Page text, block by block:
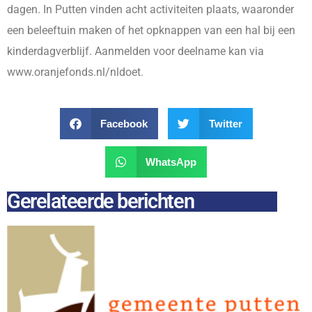
dagen. In Putten vinden acht activiteiten plaats, waaronder
een beleeftuin maken of het opknappen van een hal bij een
kinderdagverblijf. Aanmelden voor deelname kan via
www.oranjefonds.nl/nldoet.
Facebook Twitter
WhatsApp
Gerelateerde berichten